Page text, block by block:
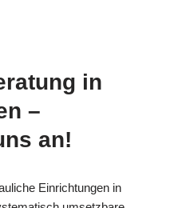
in
–
an!
Einrichtungen in